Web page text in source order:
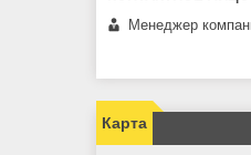
Менеджер
Карта